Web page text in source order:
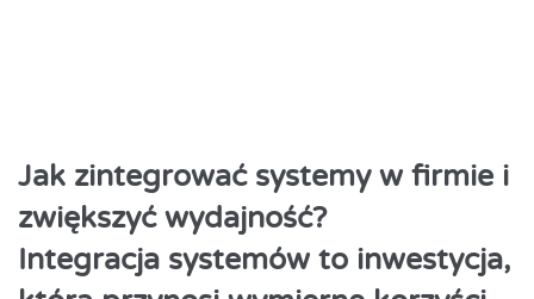
Jak zintegrować systemy w firmie i
zwiększyć wydajność?
Integracja systemów to inwestycja,